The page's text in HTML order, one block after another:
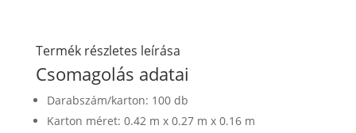
Termék részletes leírása
Csomagolás adatai
Darabszám/karton: 100 db
Karton méret: 0.42 m x 0.27 m x 0.16 m